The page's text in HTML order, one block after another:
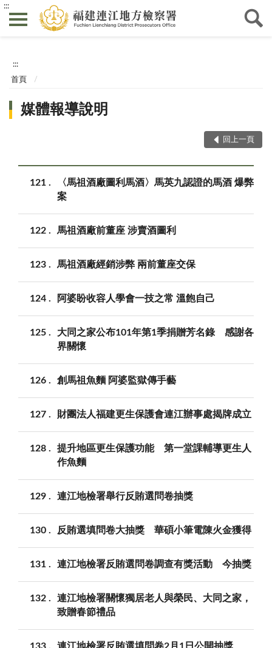
:::
:::
首頁
媒體報導說明
回上一頁
121
〈馬祖酒廠圖利馬酒〉馬英九認證的馬酒 爆弊
案
122 馬祖酒廠前董座 涉賣酒圖利
123 馬祖酒廠經銷涉弊 兩前董座交保
124 阿婆盼收容人學會一技之常 溫飽自己
125
大同之家公布101年第1季捐贈芳名錄 感謝各
界關懷
126 創馬祖魚麵 阿婆監獄傳手藝
127 財團法人福建更生保護會連江辦事處揭牌成立
128
提升地區更生保護功能 第一堂課輔導更生人
作魚麵
129 連江地檢署舉行反賄選問卷抽獎
130 反賄選填問卷大抽獎 華碩小筆電陳火金獲得
131 連江地檢署反賄選問卷調查有獎活動 今抽獎
132
連江地檢署關懷獨居老人與榮民、大同之家，
致贈春節禮品